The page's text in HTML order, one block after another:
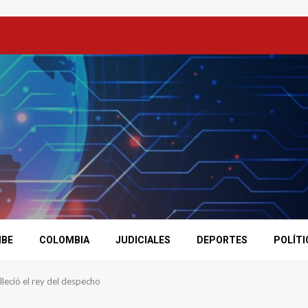
COLOMBIA JUDICIALES DEPORTES
el rey del despecho